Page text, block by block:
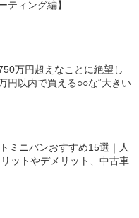
ティング編】
万円超えなことに絶望し
円以内で買える○○な“大きい
ミニバンおすすめ15選｜人
ットやデメリット、中古車